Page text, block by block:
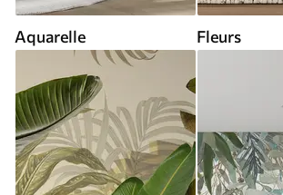
Aquarelle Fleurs